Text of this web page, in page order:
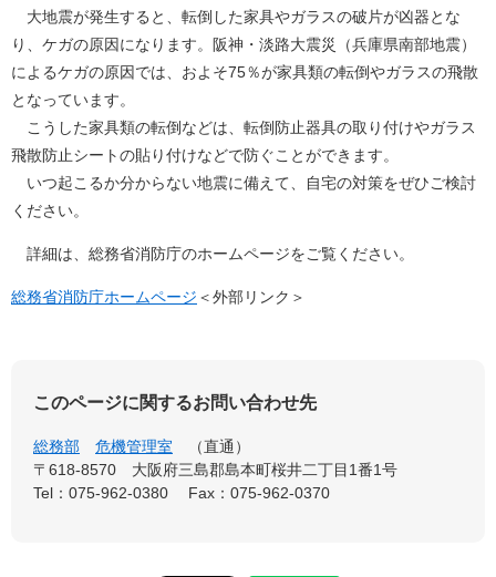
大地震が発生すると、転倒した家具やガラスの破片が凶器とな
り、ケガの原因になります。阪神・淡路大震災（兵庫県南部地震）
によるケガの原因では、およそ75％が家具類の転倒やガラスの飛散
となっています。
こうした家具類の転倒などは、転倒防止器具の取り付けやガラス
飛散防止シートの貼り付けなどで防ぐことができます。
いつ起こるか分からない地震に備えて、自宅の対策をぜひご検討
ください。
詳細は、総務省消防庁のホームページをご覧ください。
総務省消防庁ホームページ ＜外部リンク＞
このページに関するお問い合わせ先
総務部 危機管理室
直通
〒618-8570
大阪府三島郡島本町桜井二丁目1番1号
Tel：075-962-0380
Fax：075-962-0370